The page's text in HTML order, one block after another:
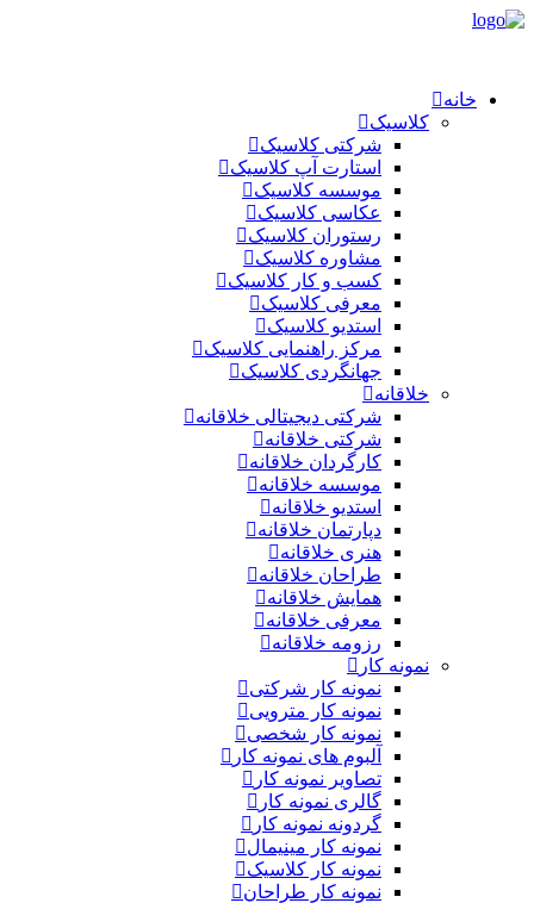
خانه
کلاسیک
شرکتی کلاسیک
استارت آپ کلاسیک
موسسه کلاسیک
عکاسی کلاسیک
رستوران کلاسیک
مشاوره کلاسیک
کسب و کار کلاسیک
معرفی کلاسیک
استدیو کلاسیک
مرکز راهنمایی کلاسیک
جهانگردی کلاسیک
خلاقانه
شرکتی دیجیتالی خلاقانه
شرکتی خلاقانه
کارگردان خلاقانه
موسسه خلاقانه
استدیو خلاقانه
دپارتمان خلاقانه
هنری خلاقانه
طراحان خلاقانه
همایش خلاقانه
معرفی خلاقانه
رزومه خلاقانه
نمونه کار
نمونه کار شرکتی
نمونه کار مترویی
نمونه کار شخصی
آلبوم های نمونه کار
تصاویر نمونه کار
گالری نمونه کار
گردونه نمونه کار
نمونه کار مینیمال
نمونه کار کلاسیک
نمونه کار طراحان